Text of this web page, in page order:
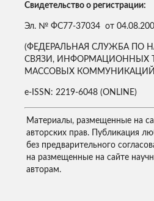
Свидетельство о регистрации:
Эл. № ФС77-37034 от
(ФЕДЕРАЛЬНАЯ СЛУЖБА ПО
СВЯЗИ, ИНФОРМАЦИОННЫХ
МАССОВЫХ
e-ISSN: 2219-6048 (ONLINE)
Материалы, размещенные на
авторских прав. Публикация
без предварительного
на размещенные на сайте
авторам.